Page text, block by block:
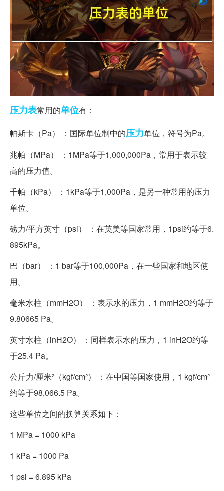
压力表常用的单位有：
帕斯卡（Pa） ：国际单位制中的压力单位，符号为Pa。
兆帕（MPa） ：1MPa等于1,000,000Pa，常用于表示较
高的压力值。
千帕（kPa） ：1kPa等于1,000Pa，是另一种常用的压力
单位。
磅力/平方英寸（psi） ：在英美等国家常用，1psi约等于6.
895kPa。
巴（bar） ：1 bar等于100,000Pa，在一些国家和地区使
用。
毫米水柱（mmH2O） ：表示水的压力，1 mmH2O约等于
9.80665 Pa。
英寸水柱（inH2O） ：同样表示水的压力，1 inH2O约等
于25.4 Pa。
公斤力/厘米²（kgf/cm²） ：在中国等国家使用，1 kgf/cm²
约等于98,066.5 Pa。
这些单位之间的换算关系如下：
1 MPa = 1000 kPa
1 kPa = 1000 Pa
1 psi = 6.895 kPa